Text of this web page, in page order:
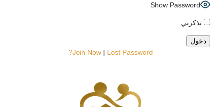
Show Password
تذكرني
Join Now| Lost Password?